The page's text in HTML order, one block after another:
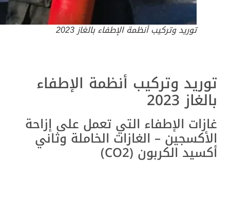
توريد وتركيب أنظمة الإطفاء بالغاز 2023
توريد وتركيب أنظمة الإطفاء
بالغاز 2023
غازات الإطفاء التي تعمل على إزاحة
الأكسجين – الغازات الخاملة وثاني
أكسيد الكربون (CO2)